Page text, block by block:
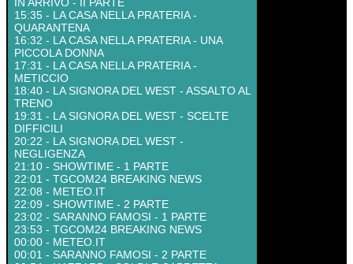
15:35 - LA CASA NELLA PRATERIA -
QUARANTENA
16:32 - LA CASA NELLA PRATERIA - UNA
PICCOLA DONNA
17:31 - LA CASA NELLA PRATERIA -
METICCIO
18:40 - LA SIGNORA DEL WEST - ASSALTO AL
TRENO
19:31 - LA SIGNORA DEL WEST - SCELTE
DIFFICILI
20:22 - LA SIGNORA DEL WEST -
NEGLIGENZA
21:10 - SHOWTIME - 1 PARTE
22:01 - TGCOM24 BREAKING NEWS
22:08 - METEO.IT
22:09 - SHOWTIME - 2 PARTE
23:02 - SARANNO FAMOSI - 1 PARTE
23:53 - TGCOM24 BREAKING NEWS
00:00 - METEO.IT
00:01 - SARANNO FAMOSI - 2 PARTE